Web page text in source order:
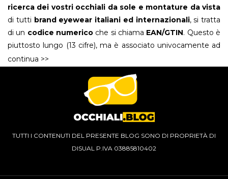
ricerca dei vostri occhiali da sole e montature da vista
di tutti brand eyewear italiani ed internazionali, si tratta
di un codice numerico che si chiama EAN/GTIN. Questo è
piuttosto lungo (13 cifre), ma è associato univocamente ad
un solo articolo, un
adocchiato e magari non riuscite più a ritrovare.
Generalmente questo
codiceè abbastanza
ed è stampato sulla confezione fisica degli occhiali o nelle
schede tecniche” delle varie singole referenze all’interno
degli shop on line , e passa sempre inosservato, ma è
sicuramente uno dei modi più sicuri per essere certi che
continua >>
TUTTI I CONTENUTI DEL PRESENTE BLOG SONO DI PROPRIETÀ DI
DISUAL P.IVA 03885810402